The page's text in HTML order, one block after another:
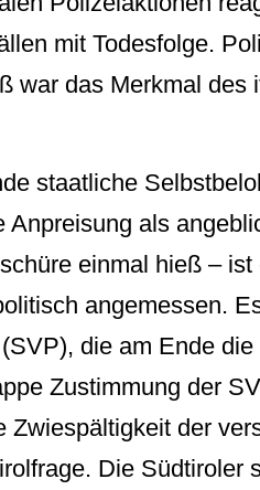
mit Todesfolge.
war das Merkmal des
staatliche
Anpreisung als
einmal hieß –
angemessen.
die am Ende
Zustimmung der
Zwiespältigkeit der
Die Südtiroler